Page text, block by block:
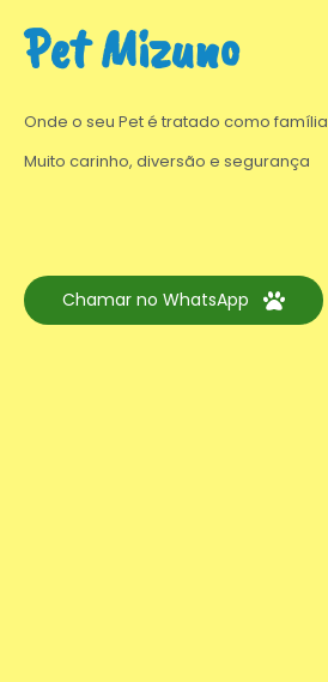
Pet Mizuno
Onde o seu Pet é tratado como família
Muito carinho, diversão e segurança
Chamar no WhatsApp